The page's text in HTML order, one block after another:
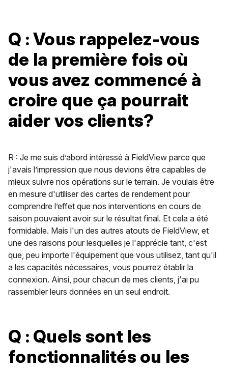
Q : Vous rappelez-vous
de la première fois où
vous avez commencé à
croire que ça pourrait
aider vos clients?
R : Je me suis d’abord intéressé à FieldView parce que
j'avais l’impression que nous devions être capables de
mieux suivre nos opérations sur le terrain. Je voulais être
en mesure d'utiliser des cartes de rendement pour
comprendre l’effet que nos interventions en cours de
saison pouvaient avoir sur le résultat final. Et cela a été
formidable. Mais l'un des autres atouts de FieldView, et
une des raisons pour lesquelles je l'apprécie tant, c'est
que, peu importe l'équipement que vous utilisez, tant qu'il
a les capacités nécessaires, vous pourrez établir la
connexion. Ainsi, pour chacun de mes clients, j'ai pu
rassembler leurs données en un seul endroit.
Q : Quels sont les
fonctionnalités ou les